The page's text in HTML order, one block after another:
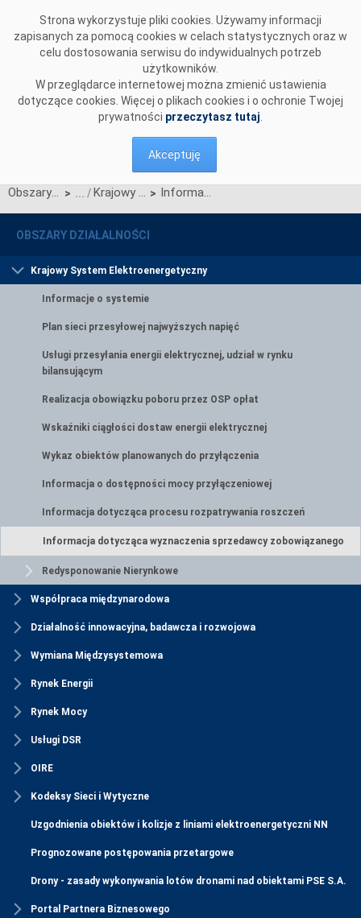
Strona wykorzystuje pliki cookies. Używamy informacji
zapisanych za pomocą cookies w celach statystycznych oraz w
celu dostosowania serwisu do indywidualnych potrzeb
użytkowników.
W przeglądarce internetowej można zmienić ustawienia
dotyczące cookies. Więcej o plikach cookies i o ochronie Twojej
prywatności przeczytasz tutaj
Akceptuję
Obszary działalności > Krajowy System Elektroenergetyczny > Informacja dotycząca wyznaczenia sprzedawcy zobowiązanego
OBSZARY DZIAŁALNOŚCI
Krajowy System Elektroenergetyczny
Informacje o systemie
Plan sieci przesyłowej najwyższych napięć
Usługi przesyłania energii elektrycznej, udział w rynku
bilansującym
Realizacja obowiązku poboru przez OSP opłat
Wskaźniki ciągłości dostaw energii elektrycznej
Wykaz obiektów planowanych do przyłączenia
Informacja o dostępności mocy przyłączeniowej
Informacja dotycząca procesu rozpatrywania roszczeń
Informacja dotycząca wyznaczenia sprzedawcy zobowiązanego
Redysponowanie Nierynkowe
Współpraca międzynarodowa
Działalność innowacyjna, badawcza i rozwojowa
Wymiana Międzysystemowa
Rynek Energii
Rynek Mocy
Usługi DSR
OIRE
Kodeksy Sieci i Wytyczne
Uzgodnienia obiektów i kolizje z liniami elektroenergetyczni NN
Prognozowane postępowania przetargowe
Drony - zasady wykonywania lotów dronami nad obiektami PSE S.A.
Portal Partnera Biznesowego